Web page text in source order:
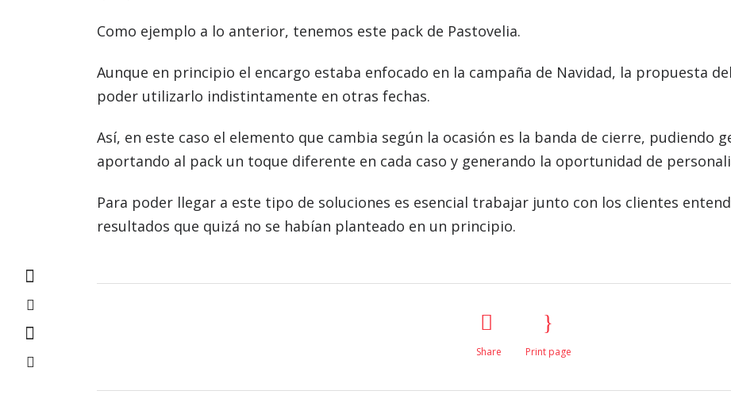
Como ejemplo a lo anterior, tenemos este pack de Pastovelia.
Aunque en principio el encargo estaba enfocado en la campaña de Navidad, la propuesta
poder utilizarlo indistintamente en otras fechas.
Así, en este caso el elemento que cambia según la ocasión es la banda de cierre, pudiendo
aportando al pack un toque diferente en cada caso y generando la oportunidad de
Para poder llegar a este tipo de soluciones es esencial trabajar junto con los clientes
resultados que quizá no se habían planteado en un principio.
Share Print page